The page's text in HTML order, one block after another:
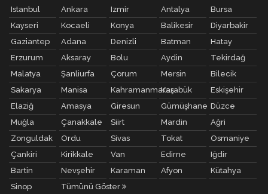
Istanbul Ankara Izmir Antalya
Bursa
Kayseri
Kocaeli Konya Balikesir
Diyarbakir
Gaziantep
Adana Denizli Batman
Hatay
Erzurum
Aksaray Bolu Aydin
Tekirdağ
Malatya
Şanliurfa Çorum Mersin
Bilecik
Sakarya
Manisa KahramanmaraşKarabük
Eskişehir
Elaziğ
Amasya Giresun Gümüşhane Düzce
Muğla
Çanakkale Siirt Mardin
Ağri
Zonguldak
Ordu Sivas Tokat
Osmaniye
Çankiri
Kirikkale Van Edirne
Iğdir
Bartin
Nevşehir Karaman Afyon
Kütahya
Sinop
Tümünü Göster